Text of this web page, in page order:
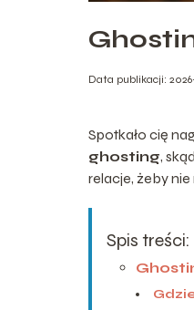
Data publikacji:
Spotkało cię
ghosting,
relacje, żeby nie
Spis treści: